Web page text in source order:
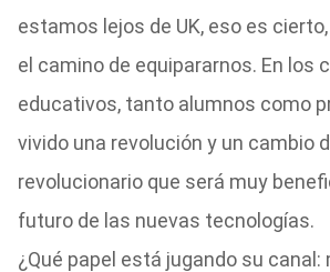
estamos lejos de UK, eso es
el camino de equipararnos. En los
educativos, tanto alumnos como
vivido una revolución y un cambio
revolucionario que será muy
futuro de las nuevas tecnologías.
¿Qué papel está jugando su